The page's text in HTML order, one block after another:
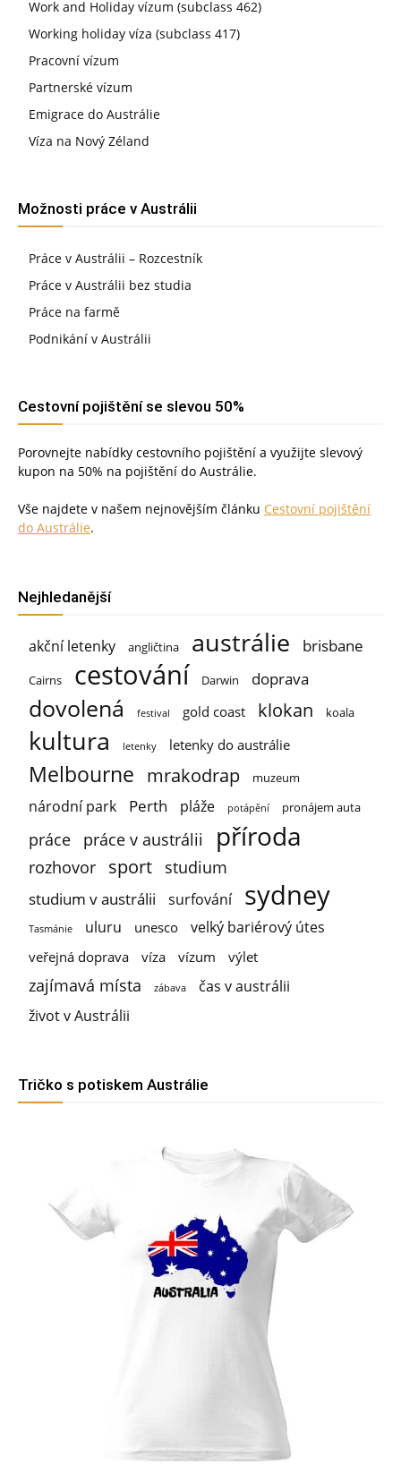
Work and Holiday vízum (subclass 462)
Working holiday víza (subclass 417)
Pracovní vízum
Partnerské vízum
Emigrace do Austrálie
Víza na Nový Zéland
Možnosti práce v Austrálii
Práce v Austrálii – Rozcestník
Práce v Austrálii bez studia
Práce na farmě
Podnikání v Austrálii
Cestovní pojištění se slevou 50%
Porovnejte nabídky cestovního pojištění a využijte slevový
kupon na 50% na pojištění do Austrálie.
Vše najdete v našem nejnovějším článku Cestovní pojištění
do Austrálie.
Nejhledanější
akční letenky angličtina austrálie brisbane
Cairns cestování Darwin doprava
dovolená festival gold coast klokan koala
kultura letenky letenky do austrálie
Melbourne mrakodrap muzeum
národní park Perth pláže potápění pronájem auta
práce práce v austrálii příroda
rozhovor sport studium
studium v austrálii surfování sydney
Tasmánie uluru unesco velký bariérový útes
veřejná doprava víza vízum výlet
zajímavá místa zábava
čas v austrálii
život v Austrálii
Tričko s potiskem Austrálie